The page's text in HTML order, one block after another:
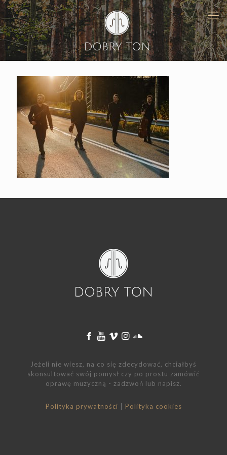
Jeżeli nie wiesz, na co się zdecydować, chciałbyś
skonsultować swój pomysł czy po prostu zamówić
oprawę muzyczną - zadzwoń lub napisz.
Polityka prywatności Polityka cookies